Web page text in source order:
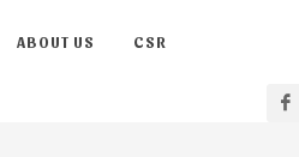
ABOUT US CSR